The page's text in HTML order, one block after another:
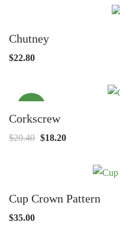
Chutney
$22.80
¡Oferta!
Corkscrew
$20.40 El
$20.40.
$18.20El
$18.20.
Cup Crown Pattern
$35.00